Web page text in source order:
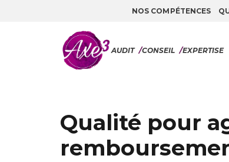
NOS COMPÉTENCES
AUDIT /CONSEIL /EXPERTISE
Qualité pour